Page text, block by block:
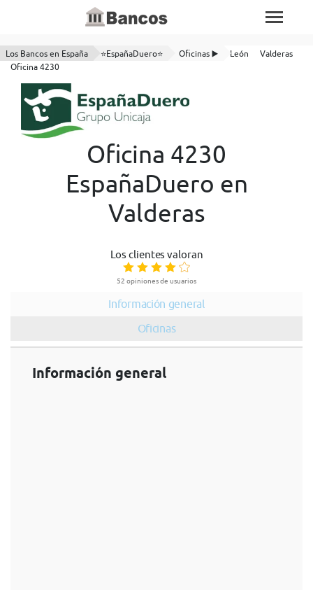
Los Bancos en España ⭐EspañaDuero⭐ Oficinas ▶️ León
Valderas
Oficina 4230
Oficina 4230
EspañaDuero en
Valderas
Los clientes valoran
52 opiniones de usuarios
Información general
Oficinas
Información general